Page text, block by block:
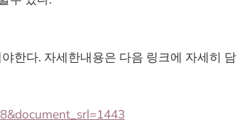
한다. 자세한내용은 다음 링크에 자세히 담